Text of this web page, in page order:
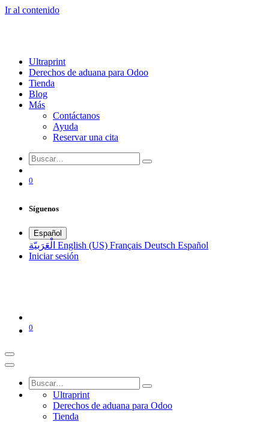
Ir al contenido
Ultraprint
Derechos de aduana para Odoo
Tienda
Blog
Más
Contáctanos
Ayuda
Reservar una cita
0
Síguenos
Español
الْعَرَبيّة English (US) Français Deutsch Español
Iniciar sesión
0
Ultraprint
Derechos de aduana para Odoo
Tienda